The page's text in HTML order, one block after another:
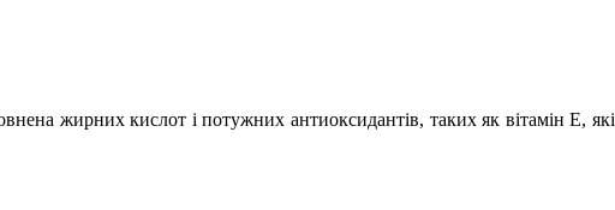
жирних кислот і потужних антиоксидантів, таких як вітамін Е, які